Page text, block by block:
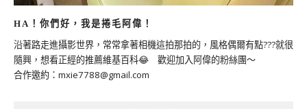
HA！你們好，我是捲毛阿偉！
沿著路走進攝影世界，常常拿著相機這拍那拍的，風格偶爾有點???就很
隨興，想看正經的推薦維基百科😂 歡迎加入阿偉的粉絲團～
合作邀約： mxie7788@gmail.com